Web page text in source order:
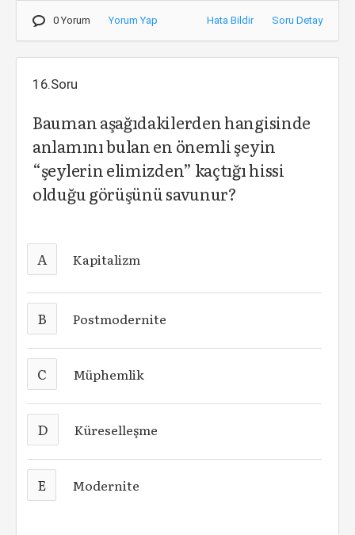
0 Yorum Yorum Yap Hata Bildir Soru Detay
16.Soru
Bauman aşağıdakilerden hangisinde
anlamını bulan en önemli şeyin
“şeylerin elimizden” kaçtığı hissi
olduğu görüşünü savunur?
A Kapitalizm
B Postmodernite
C Müphemlik
D Küreselleşme
E Modernite